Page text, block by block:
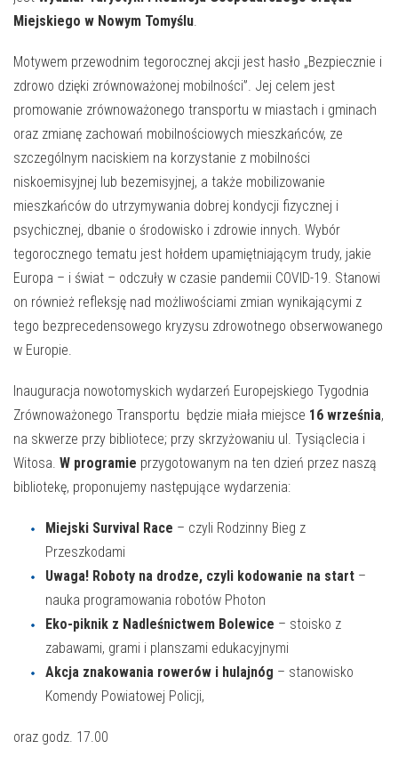
E-INFORMATOR
O NAS
Miejskiego w Nowym Tomyślu.
Motywem przewodnim tegorocznej akcji jest hasło „Bezpiecznie i
zdrowo dzięki zrównoważonej mobilności”. Jej celem jest
promowanie zrównoważonego transportu w miastach i gminach
oraz zmianę zachowań mobilnościowych mieszkańców, ze
szczególnym naciskiem na korzystanie z mobilności
niskoemisyjnej lub bezemisyjnej, a także mobilizowanie
mieszkańców do utrzymywania dobrej kondycji fizycznej i
psychicznej, dbanie o środowisko i zdrowie innych. Wybór
tegorocznego tematu jest hołdem upamiętniającym trudy, jakie
Europa – i świat – odczuły w czasie pandemii COVID-19. Stanowi
on również refleksję nad możliwościami zmian wynikającymi z
tego bezprecedensowego kryzysu zdrowotnego obserwowanego
w Europie.
Inauguracja nowotomyskich wydarzeń Europejskiego Tygodnia
Zrównoważonego Transportu będzie miała miejsce 16 września,
na skwerze przy bibliotece; przy skrzyżowaniu ul. Tysiąclecia i
Witosa. W programie przygotowanym na ten dzień przez naszą
bibliotekę, proponujemy następujące wydarzenia:
Miejski Survival Race – czyli Rodzinny Bieg z
Przeszkodami
Uwaga! Roboty na drodze, czyli kodowanie na start –
nauka programowania robotów Photon
Eko-piknik z Nadleśnictwem Bolewice – stoisko z
zabawami, grami i planszami edukacyjnymi
Akcja znakowania rowerów i hulajnóg – stanowisko
Komendy Powiatowej Policji,
oraz godz. 17.00